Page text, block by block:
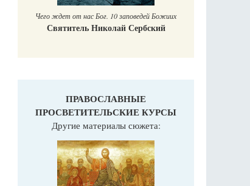
Чего ждет от нас Бог. 10 заповедей Божиих
Святитель Николай Сербский
ПРАВОСЛАВНЫЕ
ПРОСВЕТИТЕЛЬСКИЕ КУРСЫ
Другие материалы сюжета: